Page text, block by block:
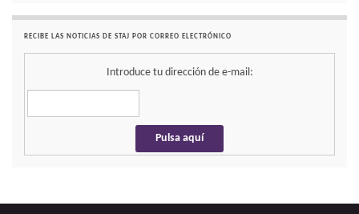
RECIBE LAS NOTICIAS DE STAJ POR CORREO ELECTRÓNICO
Introduce tu dirección de e-mail: